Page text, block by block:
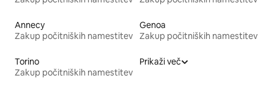
Annecy
Zakup počitniških namestitev
Genoa
Zakup počitniških namestitev
Torino
Zakup počitniških namestitev
Prikaži več